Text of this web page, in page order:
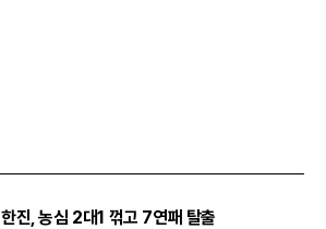
한진, 농심 2대1 꺾고 7연패 탈출